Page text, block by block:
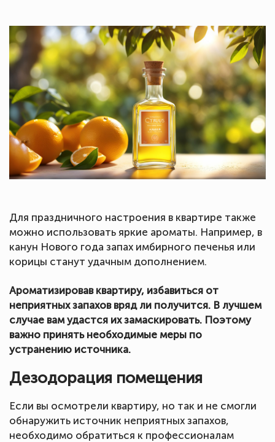
Для праздничного настроения в квартире также
можно использовать яркие ароматы. Например, в
канун Нового года запах имбирного печенья или
корицы станут удачным дополнением.
Ароматизировав квартиру, избавиться от
неприятных запахов вряд ли получится. В лучшем
случае вам удастся их замаскировать. Поэтому
важно принять необходимые меры по
устранению источника.
Дезодорация помещения
Если вы осмотрели квартиру, но так и не смогли
обнаружить источник неприятных запахов,
необходимо обратиться к профессионалам